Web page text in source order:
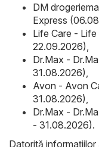
DM
Express
Life Care -
22.09.2026)
Dr.Max -
31.08.2026)
Avon - Avon
31.08.2026)
Dr.Max -
- 31.08.2026).
Datorită